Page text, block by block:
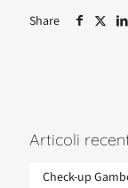
Share
Articoli
Check-up